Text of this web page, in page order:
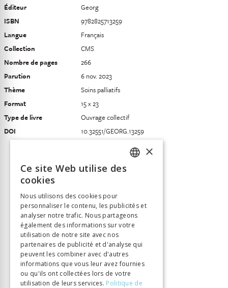
Éditeur
Georg
ISBN
9782825713259
Langue
Français
Collection
CMS
Nombre de pages
266
Parution
6 nov. 2023
Thème
Soins palliatifs
Format
15 x 23
Type de livre
Ouvrage collectif
DOI
10.32551/GEORG.13259
ITALIAN
×
Ce site Web utilise des
cookies
Nous utilisons des cookies pour
personnaliser le contenu, les publicités et
analyser notre trafic. Nous partageons
également des informations sur votre
utilisation de notre site avec nos
partenaires de publicité et d'analyse qui
peuvent les combiner avec d'autres
informations que vous leur avez fournies
ou qu'ils ont collectées lors de votre
utilisation de leurs services. Politique de